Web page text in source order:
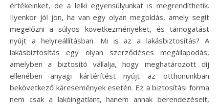
értékeinket, de a lelki egyensúlyunkat is megrendíthetik.
Ilyenkor jól jön, ha van egy olyan megoldás, amely segít
megelőzni a súlyos következményeket, és támogatást
nyújt a helyreállításban. Mi is az a lakásbiztosítás? A
lakásbiztosítás egy olyan szerződéses megállapodás,
amelyben a biztosító vállalja, hogy meghatározott díj
ellenében anyagi kártérítést nyújt az otthonunkban
bekövetkező káresemények esetén. Ez a biztosítási forma
nem csak a lakóingatlant, hanem annak berendezéseit,